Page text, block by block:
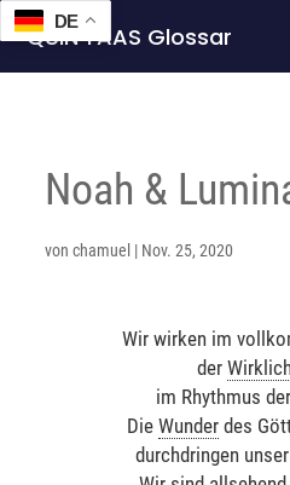
QUIN'TAAS Glossar
Noah &
vonchamuel | Nov. 25, 2020
Wir wirken im
der
im Rhythmus
Die Wunder des
durchdringen
DE